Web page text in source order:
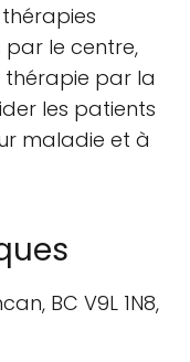
le centre,
par la
les patients
maladie et à
BC V9L 1N8,